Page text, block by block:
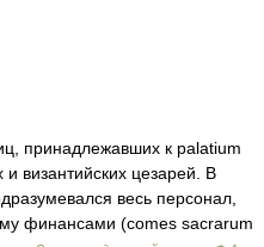
принадлежавших к palatium
византийских цезарей. В
весь персонал,
финансами (comes sacrarum